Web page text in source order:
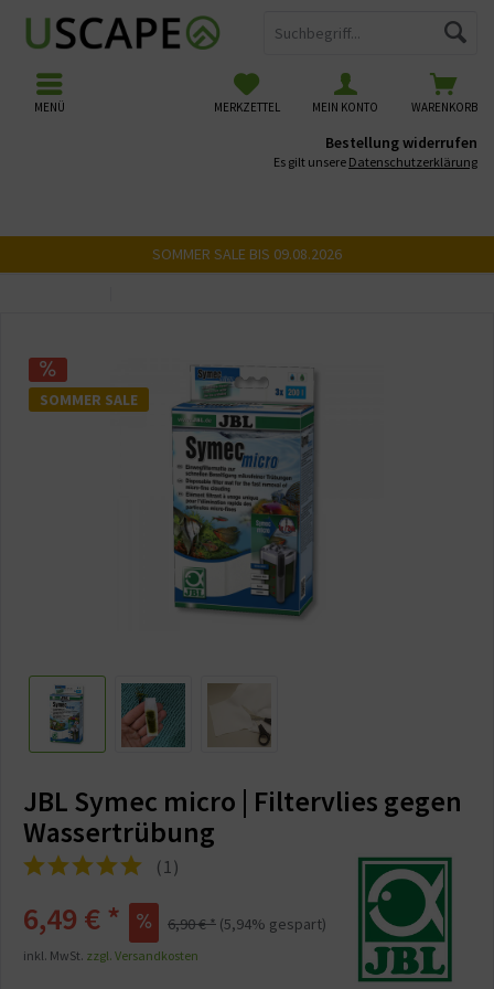
WARENKORB
MERKZETTEL MEIN KONTO
MENÜ
Bestellung widerrufen
Es gilt unsere Datenschutzerklärung
SOMMER SALE BIS 09.08.2026
SOMMER SALE
JBL Symec micro | Filtervlies gegen
Wassertrübung
(1)
6,49 € * 6,90 € * (5,94% gespart)
inkl. MwSt. zzgl. Versandkosten